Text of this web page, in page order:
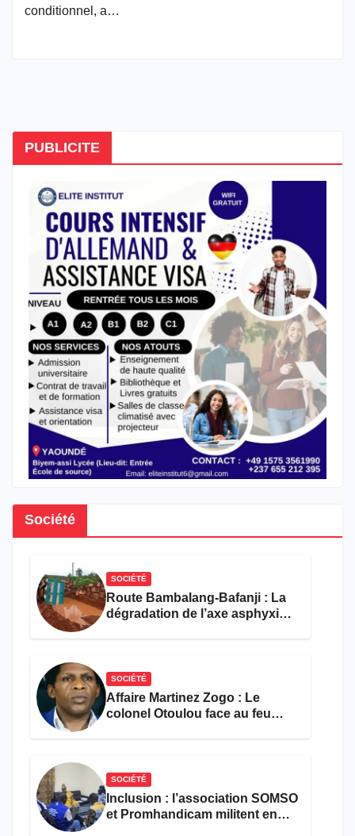
conditionnel, a…
PUBLICITE
Société
SOCIÉTÉ
Route Bambalang-Bafanji : La
dégradation de l’axe asphyxie
SOCIÉTÉ
Affaire Martinez Zogo : Le
colonel Otoulou face au feu
SOCIÉTÉ
Inclusion : l’association SOMSO
et Promhandicam militent en